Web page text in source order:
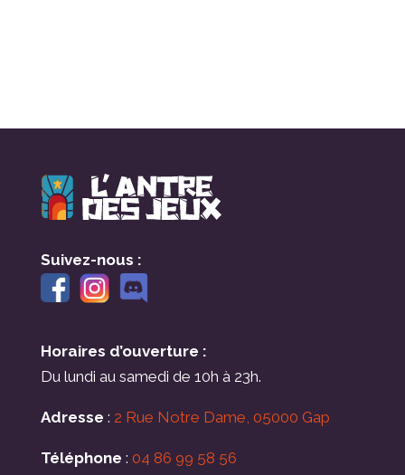
Suivez-nous :
Horaires d’ouverture :
Du lundi au samedi de 10h à 23h.
Adresse : 2 Rue Notre Dame, 05000 Gap
Téléphone : 04 86 99 58 56